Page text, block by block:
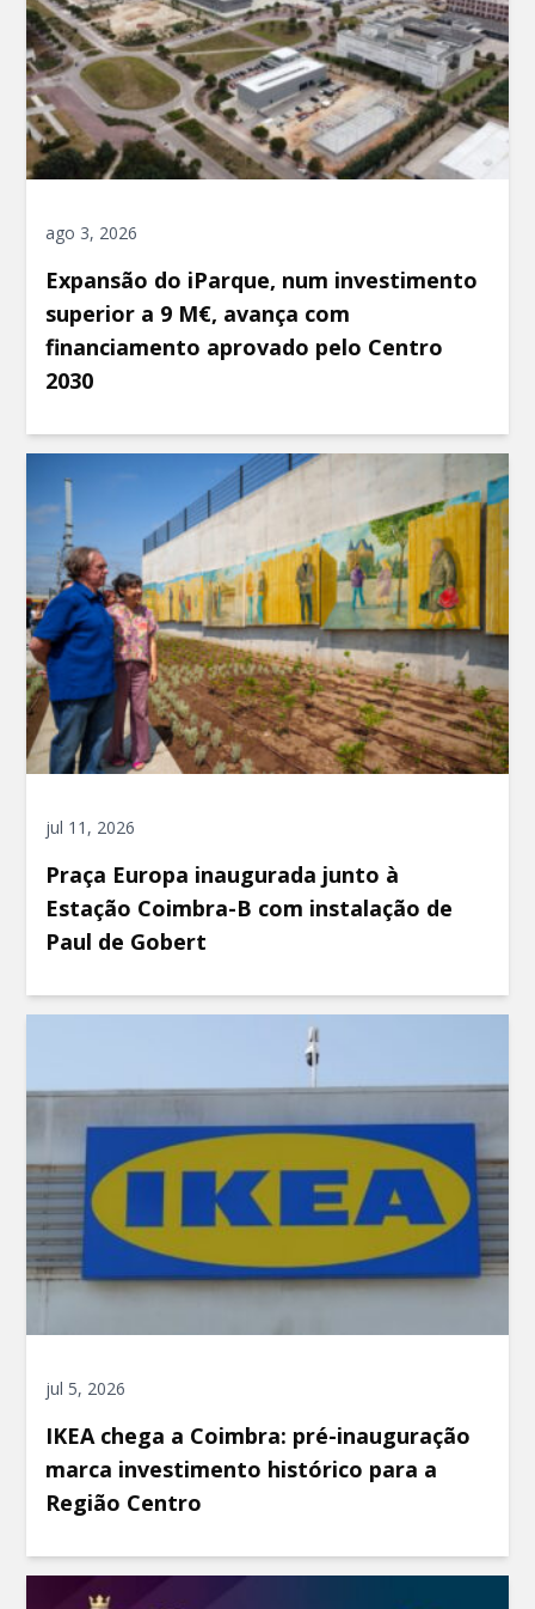
ago 3, 2026
Expansão do iParque, num investimento
superior a 9 M€, avança com
financiamento aprovado pelo Centro
2030
jul 11, 2026
Praça Europa inaugurada junto à
Estação Coimbra-B com instalação de
Paul de Gobert
jul 5, 2026
IKEA chega a Coimbra: pré-inauguração
marca investimento histórico para a
Região Centro